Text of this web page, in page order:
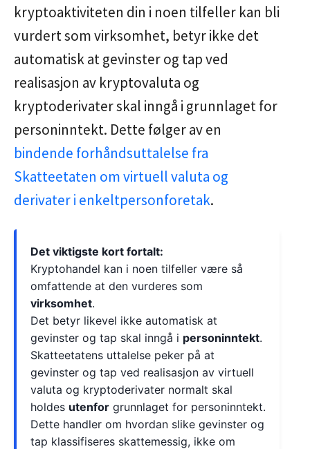
kryptoaktiviteten din i noen tilfeller kan bli
vurdert som virksomhet, betyr ikke det
automatisk at gevinster og tap ved
realisasjon av kryptovaluta og
kryptoderivater skal inngå i grunnlaget for
personinntekt. Dette følger av en
bindende forhåndsuttalelse fra
Skatteetaten om virtuell valuta og
derivater i enkeltpersonforetak.
Det viktigste kort fortalt:
Kryptohandel kan i noen tilfeller være så
omfattende at den vurderes som
virksomhet.
Det betyr likevel ikke automatisk at
gevinster og tap skal inngå i personinntekt.
Skatteetatens uttalelse peker på at
gevinster og tap ved realisasjon av virtuell
valuta og kryptoderivater normalt skal
holdes utenfor grunnlaget for personinntekt.
Dette handler om hvordan slike gevinster og
tap klassifiseres skattemessig, ikke om